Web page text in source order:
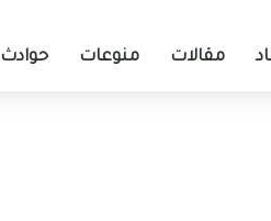
مقالات منوعات حوادث